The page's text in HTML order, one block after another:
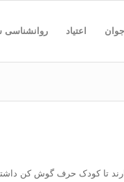
اعتیاد روانشناسی
تا کودک حرف گوش کن